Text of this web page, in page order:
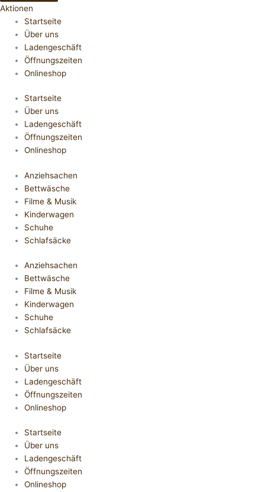
Aktionen
Startseite
Über uns
Ladengeschäft
Öffnungszeiten
Onlineshop
Startseite
Über uns
Ladengeschäft
Öffnungszeiten
Onlineshop
Anziehsachen
Bettwäsche
Filme & Musik
Kinderwagen
Schuhe
Schlafsäcke
Anziehsachen
Bettwäsche
Filme & Musik
Kinderwagen
Schuhe
Schlafsäcke
Startseite
Über uns
Ladengeschäft
Öffnungszeiten
Onlineshop
Startseite
Über uns
Ladengeschäft
Öffnungszeiten
Onlineshop